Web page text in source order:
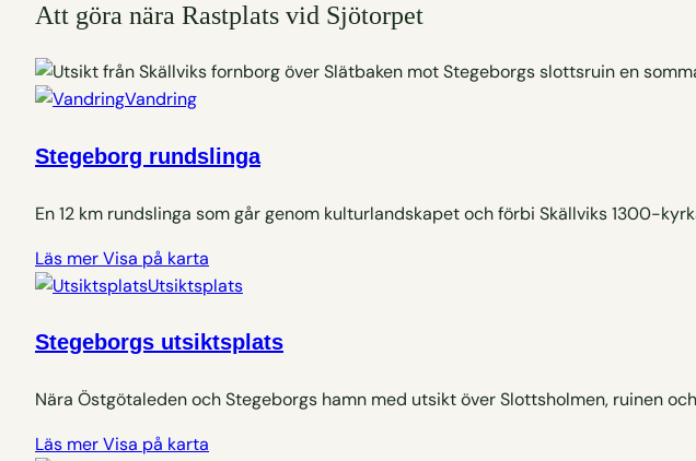
Att göra nära Rastplats vid Sjötorpet
Vandring
Stegeborg rundslinga
En 12 km rundslinga som går genom kulturlandskapet och förbi Skällviks 1300-
Läs merVisa på karta
Utsiktsplats
Stegeborgs utsiktsplats
Nära Östgötaleden och Stegeborgs hamn med utsikt över Slottsholmen, ruinen
Läs merVisa på karta